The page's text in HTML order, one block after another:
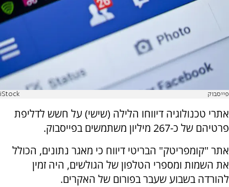
פייסבוק iStock
אתרי טכנולוגיה דיווחו הלילה (שישי) על חשש לדליפת
פרטיהם של כ-267 מיליון משתמשים בפייסבוק.
אתר "קומפריטק" הבריטי דיווח כי מאגר נתונים, הכולל
את השמות ומספרי הטלפון של הגולשים, היה זמין
להורדה בשבוע שעבר בפורום של האקרים.